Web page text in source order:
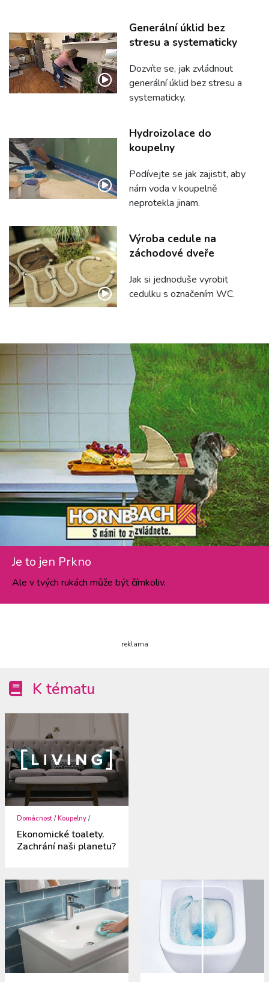
Generální úklid bez
stresu a systematicky
Dozvíte se, jak zvládnout
generální úklid bez stresu a
systematicky.
Hydroizolace do
koupelny
Podívejte se jak zajistit, aby
nám voda v koupelně
neprotekla jinam.
Výroba cedule na
záchodové dveře
Jak si jednoduše vyrobit
cedulku s označením WC.
Je to jen Prkno
Ale v tvých rukách může být čímkoliv.
reklama
K tématu
Domácnost /Koupelny /
Ekonomické toalety.
Zachrání naši planetu?